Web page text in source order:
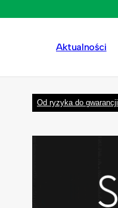
Aktualności
Od ryzyka do